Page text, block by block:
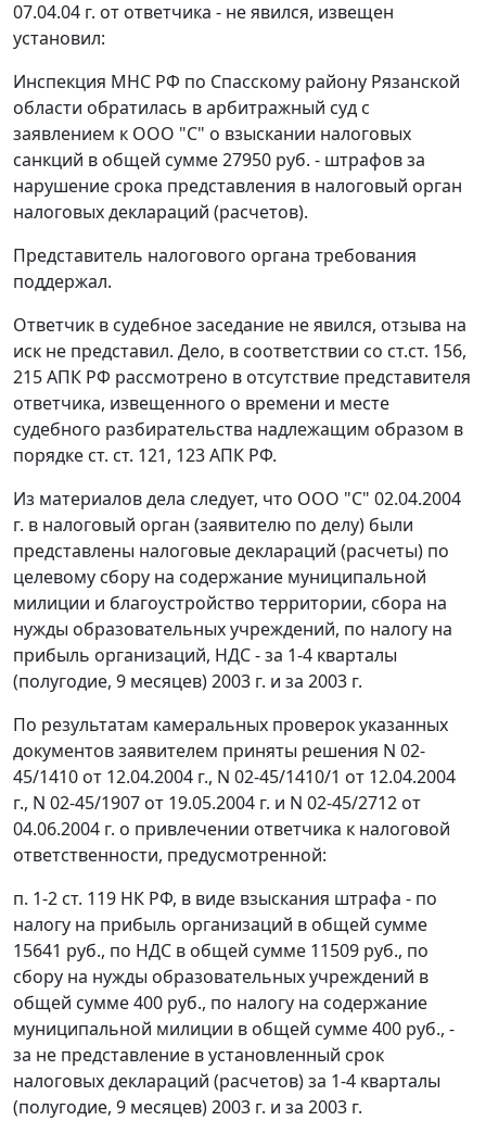
07.04.04 г. от ответчика - не явился, извещен
установил:
Инспекция МНС РФ по Спасскому району Рязанской
области обратилась в арбитражный суд с
заявлением к ООО "С" о взыскании налоговых
санкций в общей сумме 27950 руб. - штрафов за
нарушение срока представления в налоговый орган
налоговых деклараций (расчетов).
Представитель налогового органа требования
поддержал.
Ответчик в судебное заседание не явился, отзыва на
иск не представил. Дело, в соответствии со ст.ст. 156,
215АПК РФ рассмотрено в отсутствие представителя
ответчика, извещенного о времени и месте
судебного разбирательства надлежащим образом в
порядке ст. ст. 121, 123АПК РФ.
Из материалов дела следует, что ООО "С" 02.04.2004
г. в налоговый орган (заявителю по делу) были
представлены налоговые деклараций (расчеты) по
целевому сбору на содержание муниципальной
милиции и благоустройство территории, сбора на
нужды образовательных учреждений, по налогу на
прибыль организаций, НДС - за 1-4 кварталы
(полугодие, 9 месяцев) 2003 г. и за 2003 г.
По результатам камеральных проверок указанных
документов заявителем приняты решения N 02-
45/1410 от 12.04.2004 г., N 02-45/1410/1 от 12.04.2004
г., N 02-45/1907 от 19.05.2004 г. и N 02-45/2712 от
04.06.2004 г. о привлечении ответчика к налоговой
ответственности, предусмотренной:
п. 1-2 ст. 119 НК РФ, в виде взыскания штрафа - по
налогу на прибыль организаций в общей сумме
15641 руб., по НДС в общей сумме 11509 руб., по
сбору на нужды образовательных учреждений в
общей сумме 400 руб., по налогу на содержание
муниципальной милиции в общей сумме 400 руб., -
за не представление в установленный срок
налоговых деклараций (расчетов) за 1-4 кварталы
(полугодие, 9 месяцев) 2003 г. и за 2003 г.